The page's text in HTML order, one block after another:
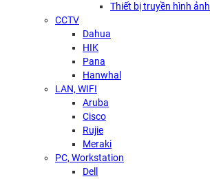
Thiết bị truyền hình ảnh
CCTV
Dahua
HIK
Pana
Hanwhal
LAN, WIFI
Aruba
Cisco
Rujie
Meraki
PC, Workstation
Dell